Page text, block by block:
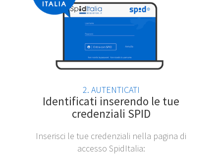
2. AUTENTICATI
Identificati inserendo le tue
credenziali SPID
Inserisci le tue credenziali nella pagina di
accesso SpidItalia: